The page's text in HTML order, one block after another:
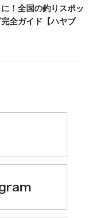
！全国の釣りスポッ
全ガイド【ハヤブ